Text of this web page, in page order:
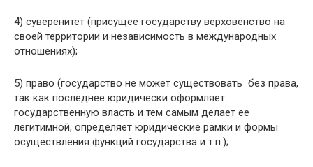
4) суверенитет (присущее государству верховенство на
своей территории и независимость в международных
отношениях);
5) право (государство не может существовать без права,
так как последнее юридически оформляет
государственную власть и тем самым делает ее
легитимной, определяет юридические рамки и формы
осуществления функций государства и т.п.);